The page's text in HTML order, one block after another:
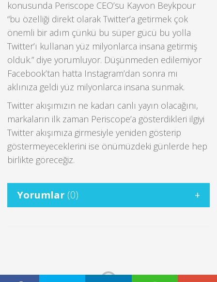
konusunda Periscope CEO’su Kayvon Beykpour
“bu özelliği direkt olarak Twitter’a getirmek çok
önemli bir adım çünkü bu süper gücü bu yolla
Twitter’ı kullanan yüz milyonlarca insana getirmiş
olduk.” diye yorumluyor. Düşünmeden edilemiyor
Facebook’tan hatta Instagram’dan sonra mı
aklınıza geldi yüz milyonlarca insana sunmak.
Twitter akışımızın ne kadarı canlı yayın olacağını,
markaların ilk zaman Periscope’a gösterdikleri ilgiyi
Twitter akışımıza girmesiyle yeniden gösterip
göstermeyeceklerini ise önümüzdeki günlerde hep
birlikte göreceğiz.
Yorumlar (0)